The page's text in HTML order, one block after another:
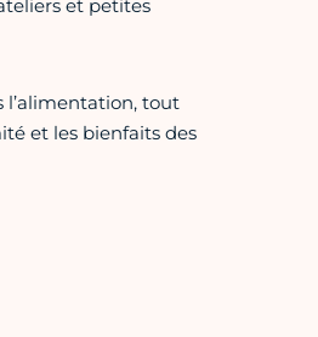
et petites
l’alimentation, tout
et les bienfaits des